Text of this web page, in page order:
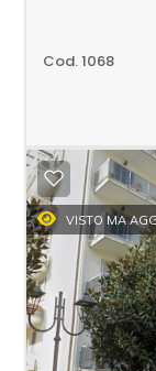
Cod. 1068
VISTO MA
Qualsiasi
2
3
4